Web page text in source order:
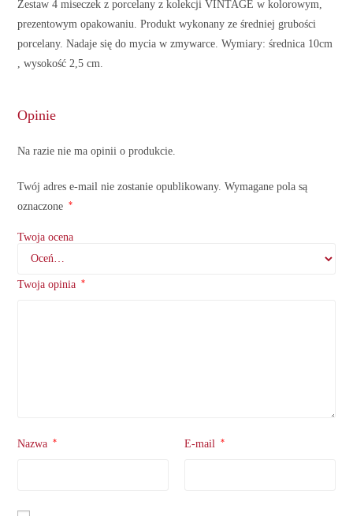
Zestaw 4 miseczek z porcelany z kolekcji VINTAGE w kolorowym,
prezentowym opakowaniu. Produkt wykonany ze średniej grubości
porcelany. Nadaje się do mycia w zmywarce. Wymiary: średnica 10cm
, wysokość 2,5 cm.
Opinie
Na razie nie ma opinii o produkcie.
Twój adres e-mail nie zostanie opublikowany. Wymagane pola są
oznaczone
*
Twoja ocena
Twoja opinia *
Nazwa * E-mail *